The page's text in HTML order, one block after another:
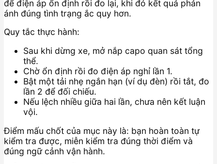
để điện áp ổn định rồi đo lại, khi đó kết quả phản
ánh đúng tình trạng ắc quy hơn.
Quy tắc thực hành:
Sau khi dừng xe, mở nắp capo quan sát tổng
thể.
Chờ ổn định rồi đo điện áp nghỉ lần 1.
Bật một tải nhẹ ngắn hạn (ví dụ đèn) rồi tắt, đo
lần 2 để đối chiếu.
Nếu lệch nhiều giữa hai lần, chưa nên kết luận
vội.
Điểm mấu chốt của mục này là: bạn hoàn toàn tự
kiểm tra được, miễn kiểm tra đúng thời điểm và
đúng ngữ cảnh vận hành.